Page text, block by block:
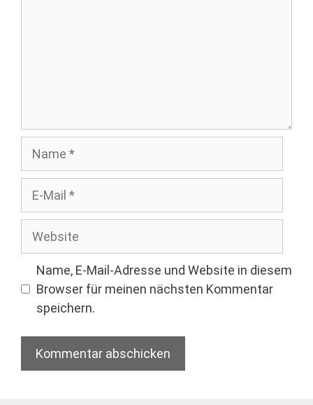
Name
Mail
Website
Name, E-Mail-Adresse und Website in diesem
Browser für meinen nächsten Kommentar
speichern.